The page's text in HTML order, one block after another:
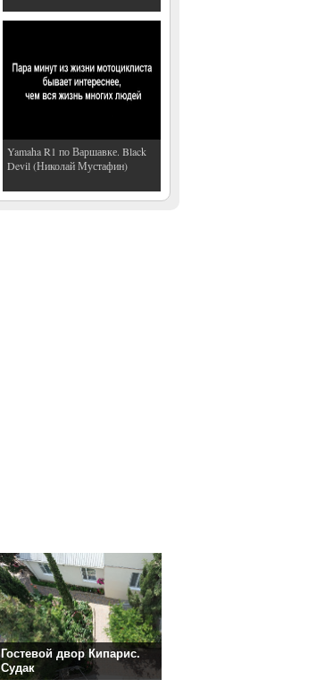
Yamaha R1 по Варшавке. Black
Devil (Николай Мустафин)
Гостевой двор Кипарис.
Судак